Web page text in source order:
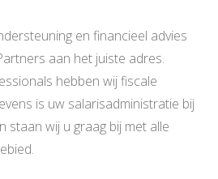
en financieel advies
aan het juiste adres.
hebben wij fiscale
is uw salarisadministratie bij
staan wij u graag bij met alle